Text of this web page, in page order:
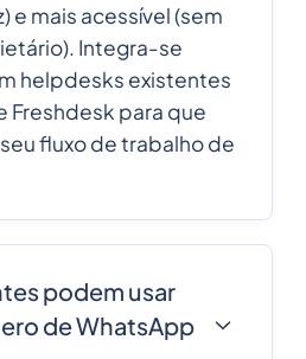
e mais acessível (sem
Integra-se
helpdesks existentes
Freshdesk para que
fluxo de trabalho de
podem usar
de WhatsApp